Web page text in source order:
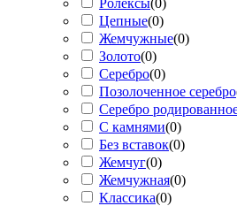
Ролексы(0)
Цепные(0)
Жемчужные(0)
Золото(0)
Серебро(0)
Позолоченное серебро
Серебро
С камнями(0)
Без вставок(0)
Жемчуг(0)
Жемчужная(0)
Классика(0)